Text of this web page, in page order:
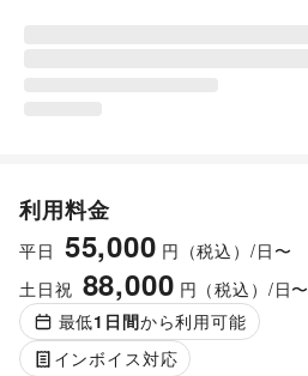
利用料金
平日 55,000 円（税込）/日〜
土日祝 88,000 円（税込）/日〜
最低1 日間から利用可能
インボイス対応